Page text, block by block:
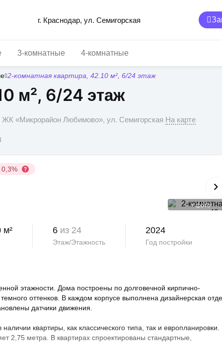
г. Краснодар, ул. Семигорская
3-комнатные 4-комнатные
2-комнатная квартира, 42.10 м², 6/24 этаж
м², 6/24 этаж
ЖК «Микрорайон Любимово», ул. Семигорская На карте
0,3%
+ фото
м² 6 из 24
Этаж/Этажность
2024
Год постройки
этажности. Дома построены по долговечной кирпично-
оттенков. В каждом корпусе выполнена дизайнерская
датчики движения.
квартиры, как классического типа, так и европланировки.
2,75 метра. В квартирах спроектированы стандартные,